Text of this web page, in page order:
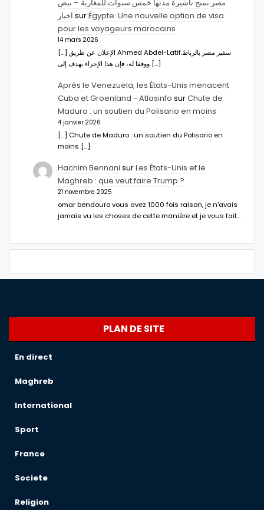
مصر تمنح تأشيرة مدتها خمس سنوات للمغاربة – نبض
اخبار surÉgypte: Une nouvelle option de visa
pour les voyageurs marocains
14 mars 2026
[…] الإعلان عن طريق Ahmed Abdel-Latifسفير مصر بالرباط.
ووفقا له، فإن هذا الإجراء يهدف إلى […]
Après le Venezuela, les États-Unis menacent
Cuba et Groenland - Atlasinfo surChute de
Maduro : un soutien du Polisario en moins
4 janvier 2026
[…] Chute de Maduro : un soutien du Polisario en
moins […]
Hachim Bennani surLes États-Unis et le
Maghreb : que veut faire Trump ?
21 novembre 2025
omar bendouro vous avez 1000 fois raison, je n'avais
jamais vu les choses de cette manière et je vous fait…
PLAN DE SITE
En direct
Maghreb
International
Sport
France
Societe
Religion